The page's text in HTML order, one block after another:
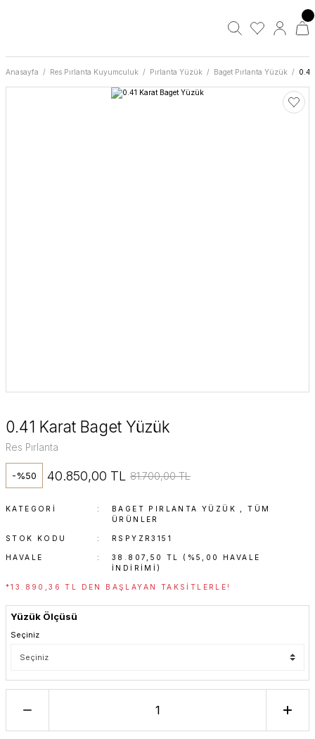
Anasayfa Res Pırlanta Kuyumculuk Pırlanta Yüzük Baget Pırlanta Yüzük
0.41 Karat Baget Yüzük
Res Pırlanta
-%50 40.850,00 TL 81.700,00 TL
KATEGORI BAGET PIRLANTA YÜZÜK ,TÜM
ÜRÜNLER
STOK KODU RSPYZR3151
HAVALE
38.807,50 TL (%5,00 HAVALE
INDIRIMI)
*13.890,36 TL DEN BAŞLAYAN TAKSITLERLE!
Yüzük Ölçüsü
Seçiniz